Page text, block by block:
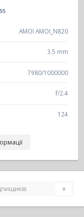
AMOI AMOI_N820
3.5 mm
7980/1000000
f/2.4
124
0